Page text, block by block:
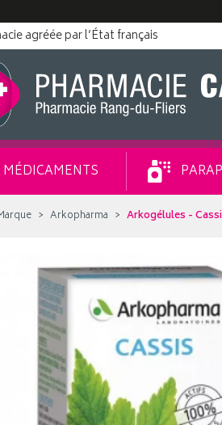
agréée par l’État français
MÉDICAMENTS
Arkopharma Arkogélules -